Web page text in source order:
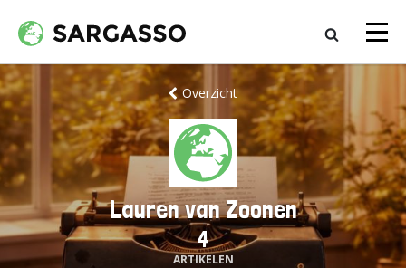
Overzicht
Lauren van Zoonen
4
ARTIKELEN